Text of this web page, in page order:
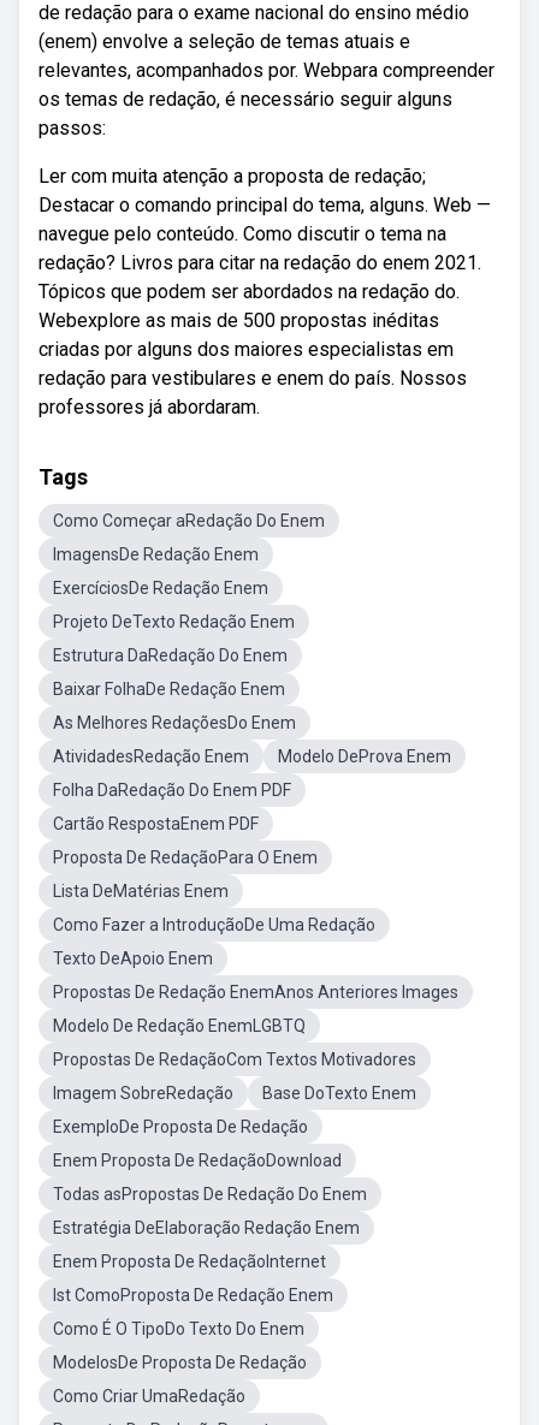
de redação para o exame nacional do ensino médio
(enem) envolve a seleção de temas atuais e
relevantes, acompanhados por. Webpara compreender
os temas de redação, é necessário seguir alguns
passos:
Ler com muita atenção a proposta de redação;
Destacar o comando principal do tema, alguns. Web —
navegue pelo conteúdo. Como discutir o tema na
redação? Livros para citar na redação do enem 2021.
Tópicos que podem ser abordados na redação do.
Webexplore as mais de 500 propostas inéditas
criadas por alguns dos maiores especialistas em
redação para vestibulares e enem do país. Nossos
professores já abordaram.
Tags
Como Começar aRedação Do Enem
ImagensDe Redação Enem
ExercíciosDe Redação Enem
Projeto DeTexto Redação Enem
Estrutura DaRedação Do Enem
Baixar FolhaDe Redação Enem
As Melhores RedaçõesDo Enem
AtividadesRedação Enem
Modelo DeProva Enem
Folha DaRedação Do Enem PDF
Cartão RespostaEnem PDF
Proposta De RedaçãoPara O Enem
Lista DeMatérias Enem
Como Fazer a IntroduçãoDe Uma Redação
Texto DeApoio Enem
Propostas De Redação EnemAnos Anteriores Images
Modelo De Redação EnemLGBTQ
Propostas De RedaçãoCom Textos Motivadores
Imagem SobreRedação
Base DoTexto Enem
ExemploDe Proposta De Redação
Enem Proposta De RedaçãoDownload
Todas asPropostas De Redação Do Enem
Estratégia DeElaboração Redação Enem
Enem Proposta De RedaçãoInternet
Ist ComoProposta De Redação Enem
Como É O TipoDo Texto Do Enem
ModelosDe Proposta De Redação
Como Criar UmaRedação